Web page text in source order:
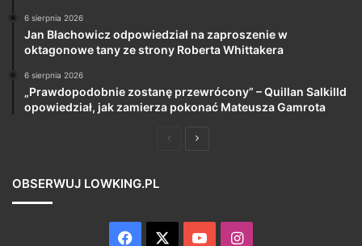
6 sierpnia 2026
Jan Błachowicz odpowiedział na zaproszenie w
oktagonowe tany ze strony Roberta Whittakera
6 sierpnia 2026
„Prawdopodobnie zostanę przewrócony” – Quillan Salkilld
opowiedział, jak zamierza pokonać Mateusza Gamrota
PoprzedniaNastępna
OBSERWUJ LOWKING.PL
Facebook YouTubeInstagram